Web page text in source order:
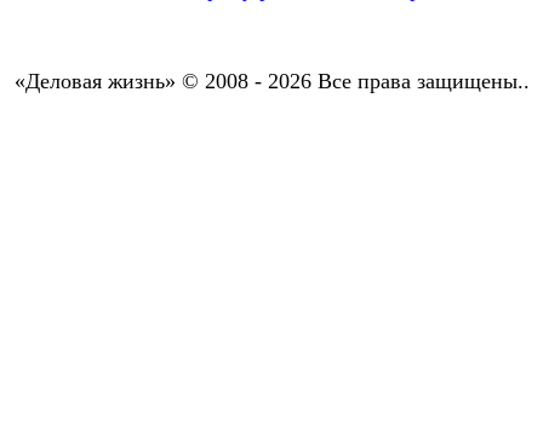
«Деловая жизнь» © 2008 - 2026 Все права защищены..